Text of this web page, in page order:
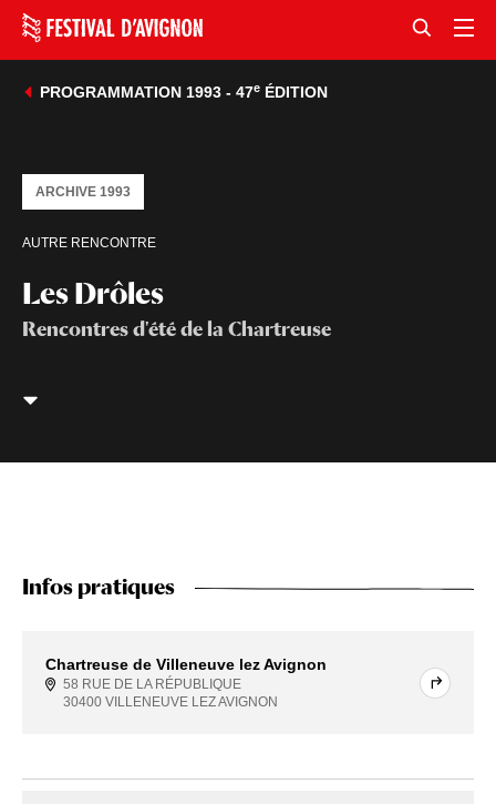
PROGRAMMATION 1993 - 47eÉDITION
Les Drôles
Rencontres d'été de la Chartreuse
AUTRE RENCONTRE
ARCHIVE 1993
Infos pratiques
Chartreuse de Villeneuve lez Avignon
58 RUE DE LA RÉPUBLIQUE
30400 VILLENEUVE LEZ AVIGNON